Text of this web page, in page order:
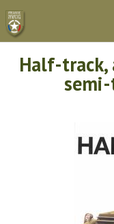
Half-track,